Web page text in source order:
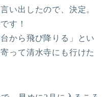
い出したので、決定。
す！
から飛び降りる」とい
って清水寺にも行けた